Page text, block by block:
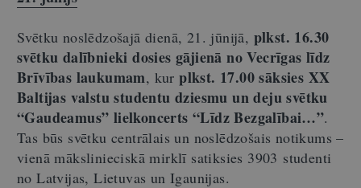
Svētku noslēdzošajā dienā, 21. jūnijā, plkst. 16.30
svētku dalībnieki dosies gājienā no Vecrīgas līdz
Brīvības laukumam, kurplkst. 17.00 sāksies XX
Baltijas valstu studentu dziesmu un deju svētku
“Gaudeamus” lielkoncerts “Līdz Bezgalībai…”.
Tas būs svētku centrālais un noslēdzošais notikums –
vienā mākslinieciskā mirklī satiksies 3903 studenti
no Latvijas, Lietuvas un Igaunijas.